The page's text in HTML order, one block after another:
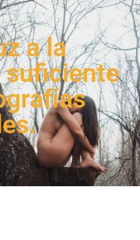
a la
suficiente